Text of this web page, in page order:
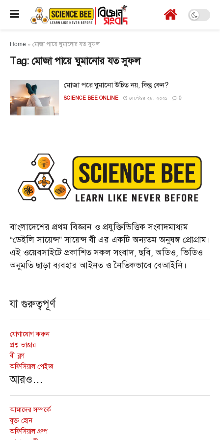
Home » মোজা পায়ে ঘুমানোর যত সুফল
Tag: মোজা পায়ে ঘুমানোর যত সুফল
মোজা পরে ঘুমানো উচিত নয়, কিন্তু কেন?
SCIENCE BEE ONLINE সেপ্টেম্বর ২৮, ২০২১ 0
বাংলাদেশের প্রথম বিজ্ঞান ও প্রযুক্তিভিত্তিক সংবাদমাধ্যম
“ডেইলি সায়েন্স” সায়েন্স বী এর একটি অন্যতম অনুষঙ্গ প্রোগ্রাম।
এই ওয়েবসাইটে প্রকাশিত সকল সংবাদ, ছবি, অডিও, ভিডিও
অনুমতি ছাড়া ব্যবহার আইনত ও নৈতিকভাবে বেআইনি।
যা গুরুত্বপূর্ণ
যোগাযোগ করুন
প্রশ্ন ভাণ্ডার
বী ব্লগ
অফিসিয়াল পেইজ
আরও…
আমাদের সম্পর্কে
যুক্ত হোন
অফিসিয়াল গ্রুপ